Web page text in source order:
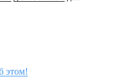
этом!